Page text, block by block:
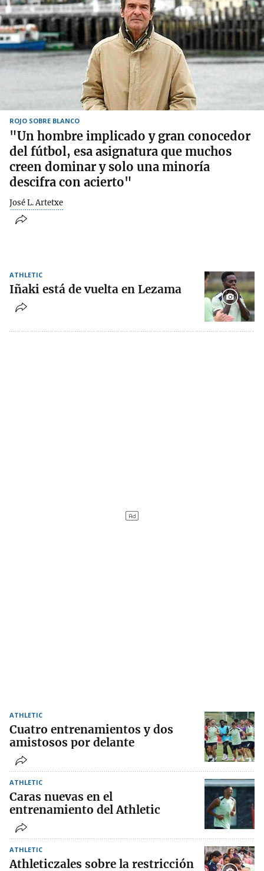
ROJO SOBRE BLANCO
"Un hombre implicado y gran conocedor
del fútbol, esa asignatura que muchos
creen dominar y solo una minoría
descifra con acierto"
José L. Artetxe
ATHLETIC
Iñaki está de vuelta en Lezama
ATHLETIC
Cuatro entrenamientos y dos
amistosos por delante
ATHLETIC
Caras nuevas en el
entrenamiento del Athletic
ATHLETIC
Athleticzales sobre la restricción